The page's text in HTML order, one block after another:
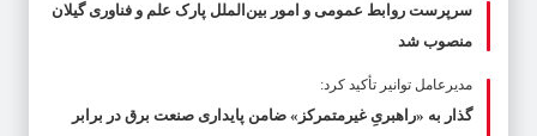
سرپرست روابط عمومی و امور بین‌الملل پارک علم و فناوری گیلان
منصوب شد
مدیرعامل توانیر تأکید کرد:
گذار به «راهبریِ غیرمتمرکز» ضامن پایداری صنعت برق در برابر